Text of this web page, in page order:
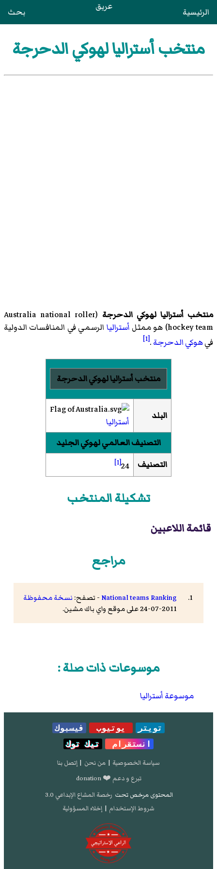
الرئيسية عريق بحث
منتخب أستراليا لهوكي الدحرجة
منتخب أستراليا لهوكي الدحرجة (
Australia national roller
hockey team)‏ هو ممثل أستراليا الرسمي في المنافسات الدولية
فيهوكي الدحرجة.
[1]
منتخب أستراليا لهوكي الدحرجة
البلد
أستراليا
التصنيف العالمي لهوكي الجليد
التصنيف
24
[1]
تشكيلة المنتخب
قائمة اللاعبين
مراجع
National teams Ranking - تصفح: نسخة محفوظة
2011-07-24 على موقع واي باك مشين.
موسوعات ذات صلة :
موسوعة أستراليا
تويتر يوتيوب
فيسبوك
انستقرام
تيك توك
سياسة الخصوصية | من نحن | إتصل بنا
تبرع و دعم ❤️ donation
المحتوى مرخص تحت رخصة المشاع الإبداعي 3.0
شروط الإستخدام | إخلاء المسؤولية